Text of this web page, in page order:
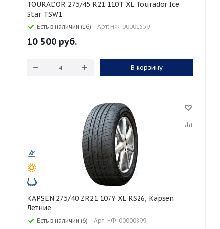
TOURADOR 275/45 R21 110T XL Tourador Ice
Star TSW1
Есть в наличии (16) Арт: НФ-00001559
10 500 руб.
В корзину
KAPSEN 275/40 ZR21 107Y XL RS26, Kapsen
Летние
Есть в наличии (6) Арт: НФ-00000899